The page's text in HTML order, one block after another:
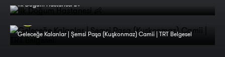
İlk Doğum Hastanesi 👶
Geleceğe Kalanlar | Şemsi Paşa (Kuşkonmaz) Camii | TRT Belgesel